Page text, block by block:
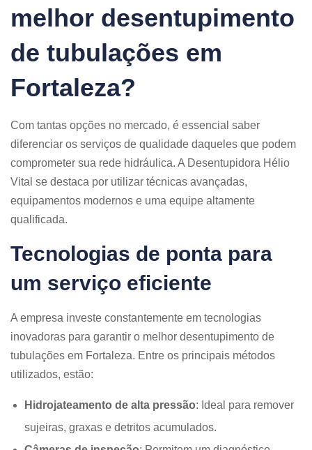
melhor desentupimento
de tubulações em
Fortaleza?
Com tantas opções no mercado, é essencial saber
diferenciar os serviços de qualidade daqueles que podem
comprometer sua rede hidráulica. A Desentupidora Hélio
Vital se destaca por utilizar técnicas avançadas,
equipamentos modernos e uma equipe altamente
qualificada.
Tecnologias de ponta para
um serviço eficiente
A empresa investe constantemente em tecnologias
inovadoras para garantir o melhor desentupimento de
tubulações em Fortaleza. Entre os principais métodos
utilizados, estão:
Hidrojateamento de alta pressão: Ideal para remover
sujeiras, graxas e detritos acumulados.